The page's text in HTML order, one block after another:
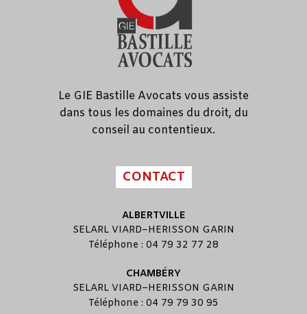
Le GIE Bastille Avocats vous assiste
dans tous les domaines du droit, du
conseil au contentieux.
CONTACT
ALBERTVILLE
SELARL VIARD–HERISSON GARIN
Téléphone : 04 79 32 77 28
CHAMBÉRY
SELARL VIARD–HERISSON GARIN
Téléphone : 04 79 79 30 95